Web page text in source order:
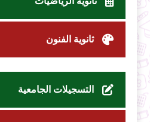
ثانوية الفنون
التسجيلات الجامعية